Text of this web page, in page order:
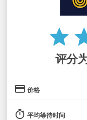
star
评分
credit_card 价格
timer 平均等待时间